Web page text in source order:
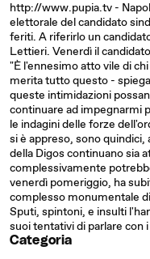
http://www.pupia.tv -
elettorale del candidato
feriti. A riferirlo un
Lettieri. Venerdì il
"È l'ennesimo atto vile di
merita tutto questo -
queste intimidazioni
continuare ad impegnarmi
le indagini delle forze
si è appreso, sono
della Digos continuano sia
complessivamente
venerdì pomeriggio, ha
complesso monumentale
Sputi, spintoni, e insulti
suoi tentativi di parlare con
Categoria